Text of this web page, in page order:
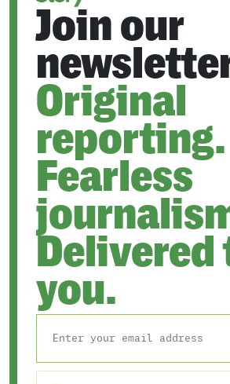
Join our
Original
reporting.
Fearless
Delivered
you.